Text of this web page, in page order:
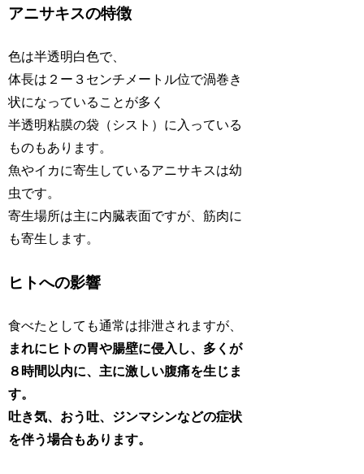
アニサキスの特徴
色は半透明白色で、
体長は２ー３センチメートル位で渦巻き
状になっていることが多く
半透明粘膜の袋（シスト）に入っている
ものもあります。
魚やイカに寄生しているアニサキスは幼
虫です。
寄生場所は主に内臓表面ですが、筋肉に
も寄生します。
ヒトへの影響
食べたとしても通常は排泄されますが、
まれにヒトの胃や腸壁に侵入し、多くが
８時間以内に、主に激しい腹痛を生じま
す。
吐き気、おう吐、ジンマシンなどの症状
を伴う場合もあります。